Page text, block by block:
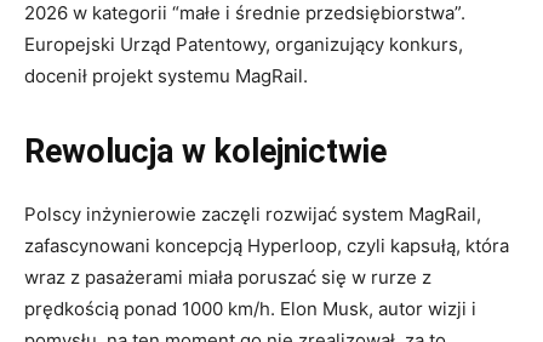
2026 w kategorii “małe i średnie przedsiębiorstwa”.
Europejski Urząd Patentowy, organizujący konkurs,
docenił projekt systemu MagRail.
Rewolucja w kolejnictwie
Polscy inżynierowie zaczęli rozwijać system MagRail,
zafascynowani koncepcją Hyperloop, czyli kapsułą, która
wraz z pasażerami miała poruszać się w rurze z
prędkością ponad 1000 km/h. Elon Musk, autor wizji i